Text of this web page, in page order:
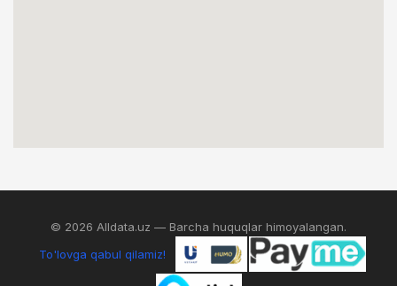
© 2026 Alldata.uz — Barcha huquqlar himoyalangan.
To'lovga qabul qilamiz!